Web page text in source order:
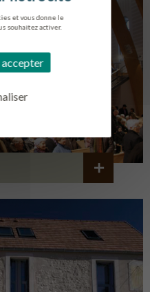
et vous donne le
souhaitez activer.